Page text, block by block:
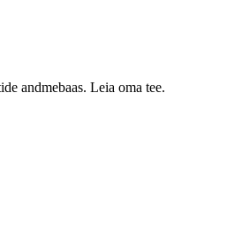
andmebaas. Leia oma tee.